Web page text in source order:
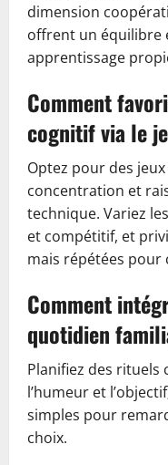
dimension
offrent un équilibre
apprentissage
Comment
cognitif via le
Optez pour des
concentration et
technique. Variez
et compétitif, et
mais répétées pour
Comment
quotidien
Planifiez des rituels
l’humeur et
simples pour
choix.